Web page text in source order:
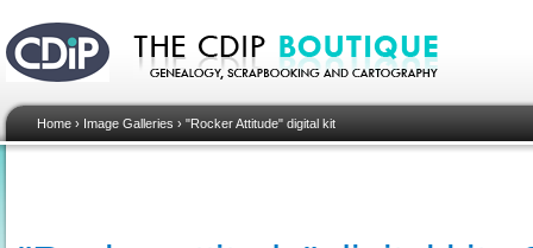
Home › Image Galleries › "Rocker Attitude" digital kit